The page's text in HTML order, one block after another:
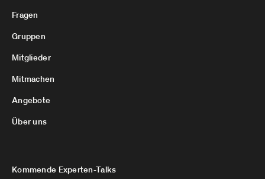
Fragen
Gruppen
Mitglieder
Mitmachen
Angebote
Über uns
Kommende Experten-Talks